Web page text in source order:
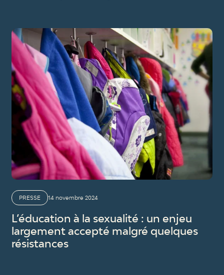
PRESSE 14 novembre 2024
L’éducation à la sexualité : un enjeu
largement accepté malgré quelques
résistances